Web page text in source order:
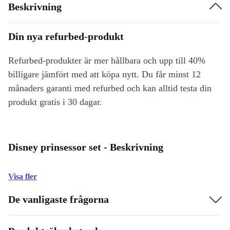
Beskrivning
Din nya refurbed-produkt
Refurbed-produkter är mer hållbara och upp till 40%
billigare jämfört med att köpa nytt. Du får minst 12
månaders garanti med refurbed och kan alltid testa din
produkt gratis i 30 dagar.
Disney prinsessor set - Beskrivning
Visa fler
De vanligaste frågorna